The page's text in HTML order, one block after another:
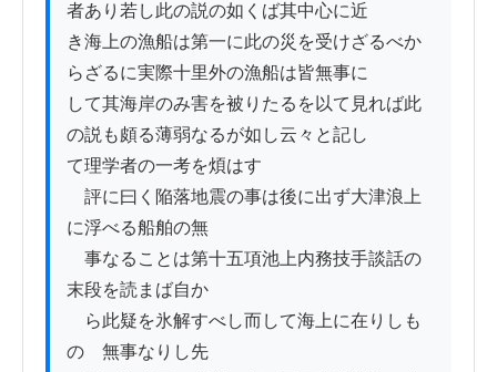
者あり若し此の説の如くば其中心に近
き海上の漁船は第一に此の災を受けざるべか
らざるに実際十里外の漁船は皆無事に
して其海岸のみ害を被りたるを以て見れば此
の説も頗る薄弱なるが如し云々と記し
て理学者の一考を煩はす
評に曰く陥落地震の事は後に出ず大津浪上
に浮べる船舶の無
事なることは第十五項池上内務技手談話の
末段を読まば自か
ら此疑を氷解すべし而して海上に在りしも
のゝ無事なりし先